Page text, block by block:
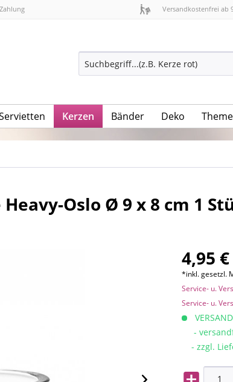
Versandkostenfrei ab
Kerzen Bänder Deko
Oslo Ø 9 x 8 cm 1
4,95
*inkl. gesetzl.
Service- u.
Service- u.
-
- zzgl.